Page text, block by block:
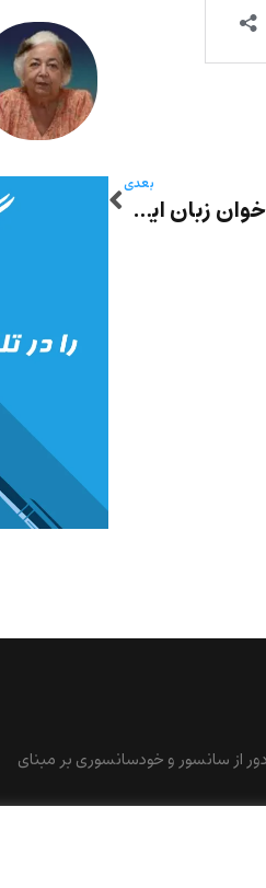
بعدی
عبدالمجید ارفعی، تنها کتیبه‌خوان زبان ایلامی ایران درگذشت
از سانسور و خودسانسوری بر مبنای